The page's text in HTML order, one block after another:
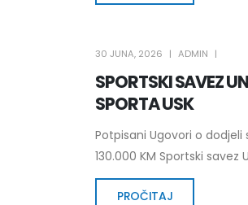
SPORTSKI SAVEZ
SPORTA USK
30 JUNA, 2026 ADMIN
Potpisani Ugovori o
130.000 KM Sportski savez
PROČITAJ